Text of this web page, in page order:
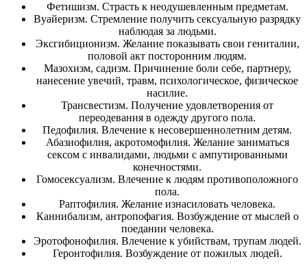
Фетишизм. Страсть к неодушевленным предметам.
Вуайеризм. Стремление получить сексуальную разрядку
наблюдая за людьми.
Эксгибиционизм. Желание показывать свои гениталии,
половой акт посторонним людям.
Мазохизм, садизм. Причинение боли себе, партнеру,
нанесение увечий, травм, психологическое, физическое
насилие.
Трансвестизм. Получение удовлетворения от
переодевания в одежду другого пола.
Педофилия. Влечение к несовершеннолетним детям.
Абазиофилия, акротомофилия. Желание заниматься
сексом с инвалидами, людьми с ампутированными
конечностями.
Гомосексуализм. Влечение к людям противоположного
пола.
Раптофилия. Желание изнасиловать человека.
Каннибализм, антропофагия. Возбуждение от мыслей о
поедании человека.
Эротофонофилия. Влечение к убийствам, трупам людей.
Геронтофилия. Возбуждение от пожилых людей.